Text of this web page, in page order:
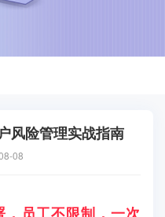
风险管理实战指南
08